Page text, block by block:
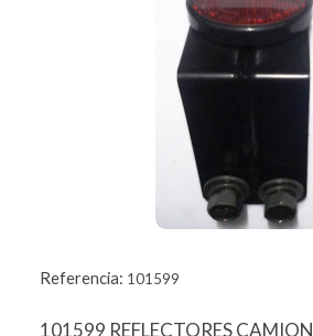
Referencia: 101599
101599 REFLECTORES CAMION